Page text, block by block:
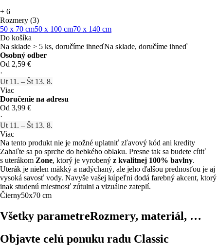
+ 6
Rozmery (3)
50 x 70 cm50 x 100 cm70 x 140 cm
Do košíka
Na sklade > 5 ks, doručíme ihneďNa sklade, doručíme ihneď
Osobný odber
Od 2,59 €
·
Ut 11. – Št 13. 8.
Viac
Doručenie na adresu
Od 3,99 €
·
Ut 11. – Št 13. 8.
Viac
Na tento produkt nie je možné uplatniť zľavový kód ani kredity
Zahaľte sa po sprche do hebkého oblaku. Presne tak sa budete cítiť
s uterákom Zone, ktorý je vyrobený z kvalitnej 100% bavlny.
Uterák je nielen mäkký a nadýchaný, ale jeho ďalšou prednosťou je aj
vysoká savosť vody. Navyše vašej kúpeľni dodá farebný akcent, ktorý
inak studenú miestnosť zútulni a vizuálne zateplí.
Čierny50x70 cm
Všetky parametreRozmery, materiál, …
Objavte celú ponuku radu Classic